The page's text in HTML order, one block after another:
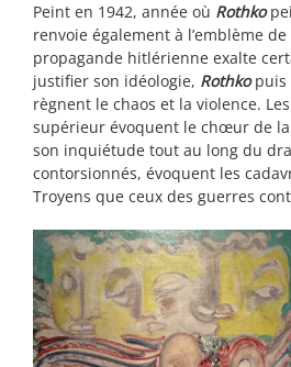
Peint en 1942, année où Rothko
renvoie également à l’emblème de
propagande hitlérienne exalte
justifier son idéologie, Rothkopuis
règnent le chaos et la violence.
supérieur évoquent le chœur de
son inquiétude tout au long du
contorsionnés, évoquent les
Troyens que ceux des guerres